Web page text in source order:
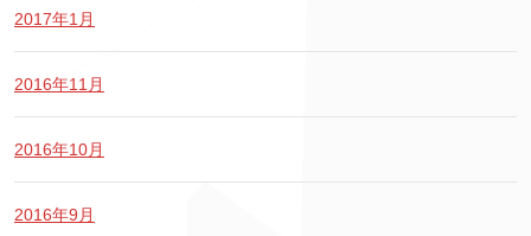
2017年1月
2016年11月
2016年10月
2016年9月